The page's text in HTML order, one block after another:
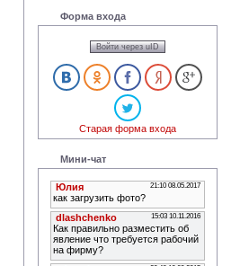
Форма входа
Войти через uID
Старая форма входа
Мини-чат